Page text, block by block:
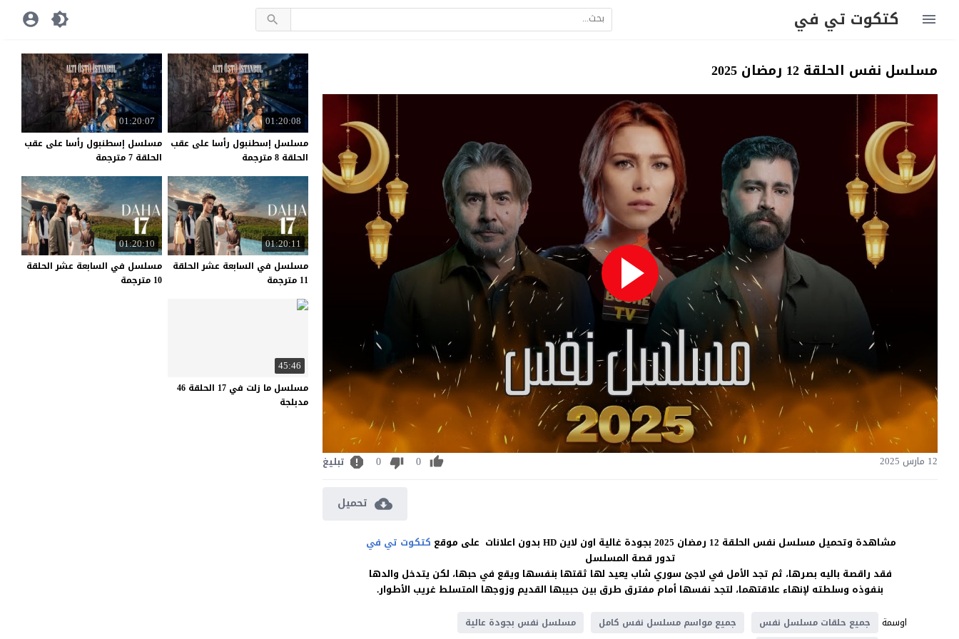
كتكوت تي في
مسلسل نفس الحلقة 12 رمضان 2025
12 مارس 2025 0
0 تبليغ
تحميل
مشاهدة وتحميل مسلسل نفس الحلقة 12 رمضان 2025 بجودة غالية اون لاين HD بدون اعلانات على موقع
كتكوت تي في
تدور قصة المسلسل
فقد راقصة باليه بصرها، ثم تجد الأمل في لاجئ سوري شاب يعيد لها ثقتها بنفسها ويقع في حبها، لكن يتدخل والدها
بنفوذه وسلطته لإنهاء علاقتهما، لتجد نفسها أمام مفترق طرق بين حبيبها القديم وزوجها المتسلط غريب الأطوار.
اوسمة
جميع حلقات مسلسل نفس جميع مواسم مسلسل نفس كامل مسلسل نفس بجودة عالية
01:20:08
مسلسل إسطنبول رأسا على عقب
الحلقة 8 مترجمة
01:20:07
مسلسل إسطنبول رأسا على عقب
الحلقة 7 مترجمة
01:20:11
مسلسل في السابعة عشر الحلقة
11 مترجمة
01:20:10
مسلسل في السابعة عشر الحلقة
10 مترجمة
45:46
مسلسل ما زلت في 17 الحلقة 46
مدبلجة